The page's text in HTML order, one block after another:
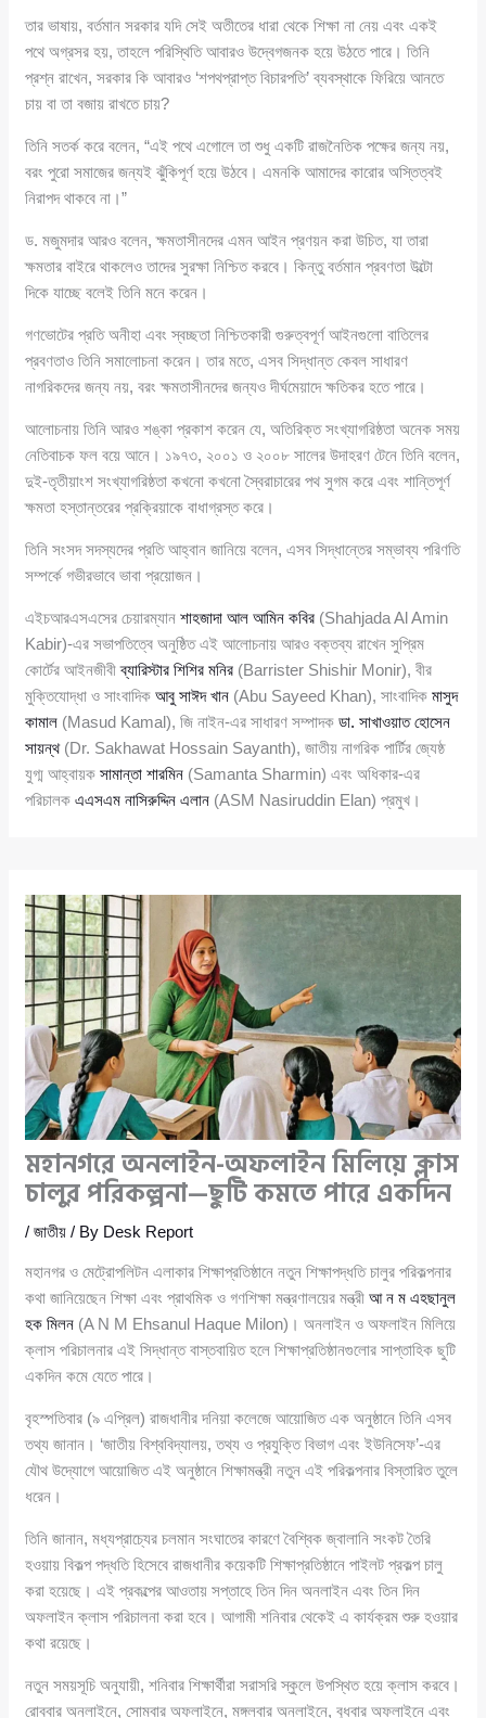
তার ভাষায়, বর্তমান সরকার যদি সেই অতীতের ধারা থেকে শিক্ষা না নেয় এবং একই
পথে অগ্রসর হয়, তাহলে পরিস্থিতি আবারও উদ্বেগজনক হয়ে উঠতে পারে। তিনি
প্রশ্ন রাখেন, সরকার কি আবারও ‘শপথপ্রাপ্ত বিচারপতি’ ব্যবস্থাকে ফিরিয়ে আনতে
চায় বা তা বজায় রাখতে চায়?
তিনি সতর্ক করে বলেন, “এই পথে এগোলে তা শুধু একটি রাজনৈতিক পক্ষের জন্য নয়,
বরং পুরো সমাজের জন্যই ঝুঁকিপূর্ণ হয়ে উঠবে। এমনকি আমাদের কারোর অস্তিত্বই
নিরাপদ থাকবে না।”
ড. মজুমদার আরও বলেন, ক্ষমতাসীনদের এমন আইন প্রণয়ন করা উচিত, যা তারা
ক্ষমতার বাইরে থাকলেও তাদের সুরক্ষা নিশ্চিত করবে। কিন্তু বর্তমান প্রবণতা উল্টো
দিকে যাচ্ছে বলেই তিনি মনে করেন।
গণভোটের প্রতি অনীহা এবং স্বচ্ছতা নিশ্চিতকারী গুরুত্বপূর্ণ আইনগুলো বাতিলের
প্রবণতাও তিনি সমালোচনা করেন। তার মতে, এসব সিদ্ধান্ত কেবল সাধারণ
নাগরিকদের জন্য নয়, বরং ক্ষমতাসীনদের জন্যও দীর্ঘমেয়াদে ক্ষতিকর হতে পারে।
আলোচনায় তিনি আরও শঙ্কা প্রকাশ করেন যে, অতিরিক্ত সংখ্যাগরিষ্ঠতা অনেক সময়
নেতিবাচক ফল বয়ে আনে। ১৯৭৩, ২০০১ ও ২০০৮ সালের উদাহরণ টেনে তিনি বলেন,
দুই-তৃতীয়াংশ সংখ্যাগরিষ্ঠতা কখনো কখনো স্বৈরাচারের পথ সুগম করে এবং শান্তিপূর্ণ
ক্ষমতা হস্তান্তরের প্রক্রিয়াকে বাধাগ্রস্ত করে।
তিনি সংসদ সদস্যদের প্রতি আহ্বান জানিয়ে বলেন, এসব সিদ্ধান্তের সম্ভাব্য পরিণতি
সম্পর্কে গভীরভাবে ভাবা প্রয়োজন।
এইচআরএসএসের চেয়ারম্যানশাহজাদা আল আমিন কবির (Shahjada Al Amin
Kabir)-এর সভাপতিত্বে অনুষ্ঠিত এই আলোচনায় আরও বক্তব্য রাখেন সুপ্রিম
কোর্টের আইনজীবীব্যারিস্টার শিশির মনির (Barrister Shishir Monir), বীর
মুক্তিযোদ্ধা ও সাংবাদিকআবু সাঈদ খান (Abu Sayeed Khan), সাংবাদিকমাসুদ
কামাল (Masud Kamal), জি নাইন-এর সাধারণ সম্পাদকডা. সাখাওয়াত হোসেন
সায়ন্থ(Dr. Sakhawat Hossain Sayanth), জাতীয় নাগরিক পার্টির জ্যেষ্ঠ
যুগ্ম আহ্বায়কসামান্তা শারমিন (Samanta Sharmin) এবং অধিকার-এর
পরিচালকএএসএম নাসিরুদ্দিন এলান (ASM Nasiruddin Elan) প্রমুখ।
মহানগরে অনলাইন-অফলাইন মিলিয়ে ক্লাস
চালুর পরিকল্পনা—ছুটি কমতে পারে একদিন
/জাতীয় / By Desk Report
মহানগর ও মেট্রোপলিটন এলাকার শিক্ষাপ্রতিষ্ঠানে নতুন শিক্ষাপদ্ধতি চালুর পরিকল্পনার
কথা জানিয়েছেন শিক্ষা এবং প্রাথমিক ও গণশিক্ষা মন্ত্রণালয়ের মন্ত্রীআ ন ম এহছানুল
হক মিলন (A N M Ehsanul Haque Milon)। অনলাইন ও অফলাইন মিলিয়ে
ক্লাস পরিচালনার এই সিদ্ধান্ত বাস্তবায়িত হলে শিক্ষাপ্রতিষ্ঠানগুলোর সাপ্তাহিক ছুটি
একদিন কমে যেতে পারে।
বৃহস্পতিবার (৯ এপ্রিল) রাজধানীর দনিয়া কলেজে আয়োজিত এক অনুষ্ঠানে তিনি এসব
তথ্য জানান। ‘জাতীয় বিশ্ববিদ্যালয়, তথ্য ও প্রযুক্তি বিভাগ এবং ইউনিসেফ’-এর
যৌথ উদ্যোগে আয়োজিত এই অনুষ্ঠানে শিক্ষামন্ত্রী নতুন এই পরিকল্পনার বিস্তারিত তুলে
ধরেন।
তিনি জানান, মধ্যপ্রাচ্যের চলমান সংঘাতের কারণে বৈশ্বিক জ্বালানি সংকট তৈরি
হওয়ায় বিকল্প পদ্ধতি হিসেবে রাজধানীর কয়েকটি শিক্ষাপ্রতিষ্ঠানে পাইলট প্রকল্প চালু
করা হয়েছে। এই প্রকল্পের আওতায় সপ্তাহে তিন দিন অনলাইন এবং তিন দিন
অফলাইন ক্লাস পরিচালনা করা হবে। আগামী শনিবার থেকেই এ কার্যক্রম শুরু হওয়ার
কথা রয়েছে।
নতুন সময়সূচি অনুযায়ী, শনিবার শিক্ষার্থীরা সরাসরি স্কুলে উপস্থিত হয়ে ক্লাস করবে।
রোববার অনলাইনে, সোমবার অফলাইনে, মঙ্গলবার অনলাইনে, বুধবার অফলাইনে এবং